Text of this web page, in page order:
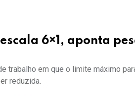
6×1, aponta
trabalho em que o limite máximo
reduzida.